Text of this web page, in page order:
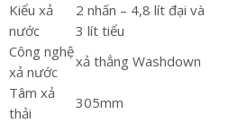
Kiểu xả
nước
2 nhấn – 4,8 lít đại và
3 lít tiểu
Công nghệ
xả nước
xả thẳng Washdown
Tâm xả
thải
305mm